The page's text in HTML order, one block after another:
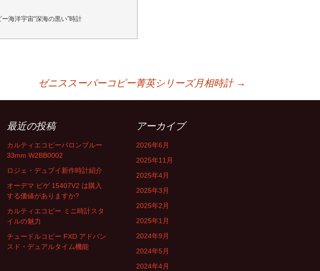
海洋宇宙“深海の黒い”時計
ゼニススーパーコピー菁英シリーズ月相時計 →
最近の投稿
カルティエコピーバロンブルー
33mm W2BB0002
ロジェ・デュブイ新作時計紹介
オーデマ ピゲ 15407V2 は購入
する価値がありますか?
カルティエコピー ミニ時計スタ
イルの魅力
チュードルコピー FXD アドバン
スド・デュアルタイム機能
アーカイブ
2026年6月
2025年11月
2025年4月
2025年3月
2025年2月
2025年1月
2024年9月
2024年5月
2024年4月